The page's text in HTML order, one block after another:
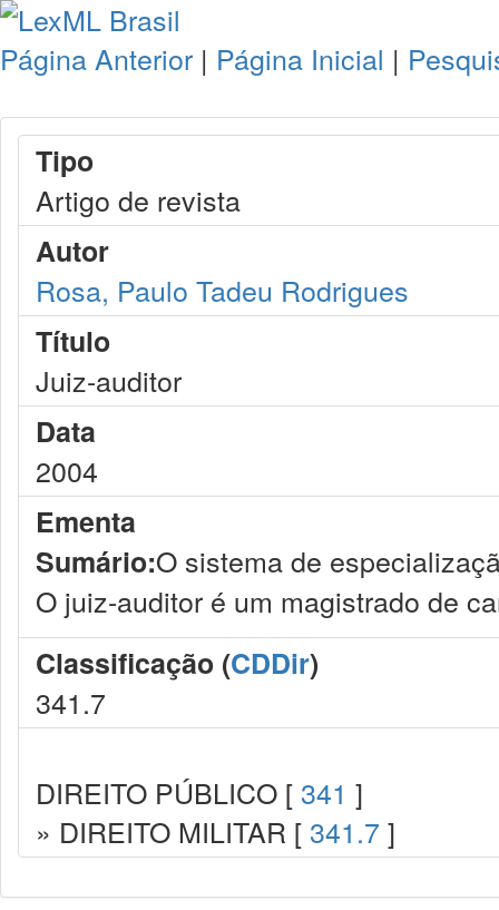
Página Anterior | Página Inicial |
Tipo
Artigo de revista
Autor
Rosa, Paulo Tadeu Rodrigues
Título
Juiz-auditor
Data
2004
Ementa
Sumário:O sistema de
O juiz-auditor é um magistrado de
Classificação (CDDir)
341.7
DIREITO PÚBLICO [ 341 ]
» DIREITO MILITAR [ 341.7 ]